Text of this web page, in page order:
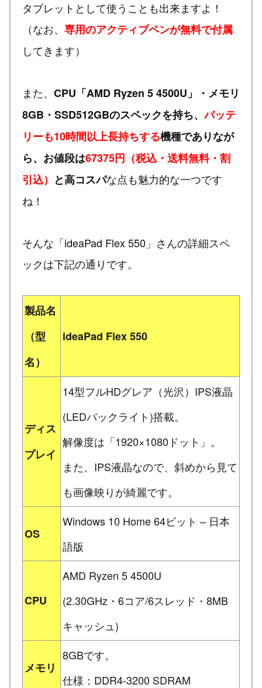
タブレットとして使うことも出来ますよ！
（なお、 専用のアクティブペンが無料で付属
してきます）
また、 CPU「AMD Ryzen 5 4500U」・メモリ
8GB・SSD512GBのスペックを持ち、バッテ
リーも10時間以上長持ちする機種でありなが
ら、お値段は67375円（税込・送料無料・割
引込） と高コスパな点も魅力的な一つです
ね！
そんな「ideaPad Flex 550」さんの詳細スペ
ックは下記の通りです。
製品名
（型
名）
ideaPad Flex 550
ディス
プレイ
14型フルHDグレア（光沢）IPS液晶
(LEDバックライト)搭載。
解像度は「1920×1080ドット」。
また、IPS液晶なので、斜めから見て
も画像映りが綺麗です。
OS
Windows 10 Home 64ビット – 日本
語版
CPU
AMD Ryzen 5 4500U
(2.30GHz・6コア/6スレッド・8MB
キャッシュ)
メモリ
8GBです。
仕様：DDR4-3200 SDRAM